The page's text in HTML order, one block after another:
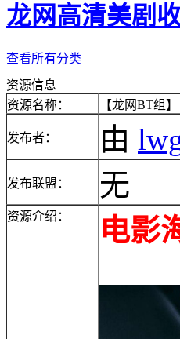
龙网高清美剧
查看所有分类
资源信息
资源名称：
【龙网BT组
发布者： 由
发布联盟： 无
资源介绍： 电影